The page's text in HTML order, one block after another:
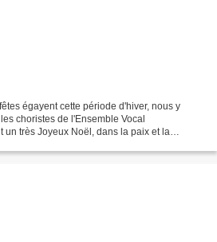
égayent cette période d'hiver, nous y
choristes de l'Ensemble Vocal
un très Joyeux Noël, dans la paix et la